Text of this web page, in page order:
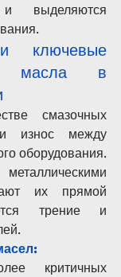
и выделяются
ключевые
масла в
смазочных
износ между
оборудования.
их прямой
трение и
критичных